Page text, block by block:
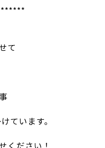
て
ています。
ください！